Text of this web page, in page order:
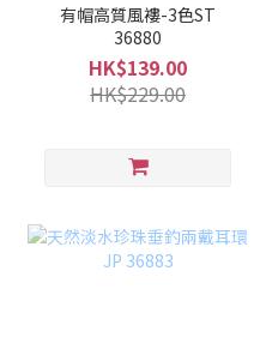
有帽高質風褸-3色ST
36880
HK$139.00
HK$229.00